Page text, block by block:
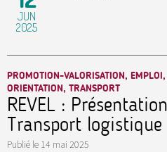
JUN
2025
PROMOTION-VALORISATION,
ORIENTATION, TRANSPORT
REVEL :
Transport logistique
Publié le 14 mai 2025